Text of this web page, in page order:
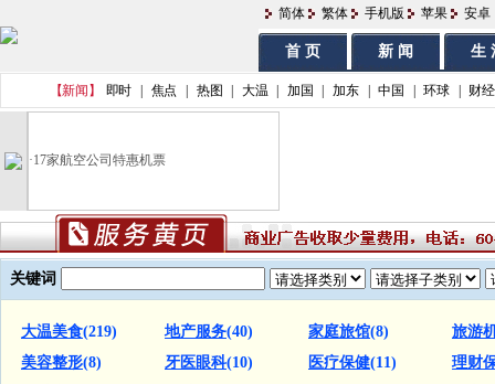
简体 繁体 手机版 苹果 安卓
首 页 新 闻 生
【新闻】 即时 焦点 热图 大温 加国 加东 中国 环球 财经
·17家航空公司特惠机票
关键词
大温美食(219) 地产服务(40) 家庭旅馆(8)
旅游
美容整形(8) 牙医眼科(10) 医疗保健(11)
理财